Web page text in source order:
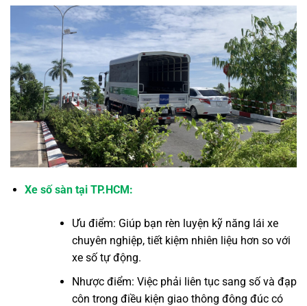
Xe số sàn tại TP.HCM:
Ưu điểm: Giúp bạn rèn luyện kỹ năng lái xe
chuyên nghiệp, tiết kiệm nhiên liệu hơn so với
xe số tự động.
Nhược điểm: Việc phải liên tục sang số và đạp
côn trong điều kiện giao thông đông đúc có